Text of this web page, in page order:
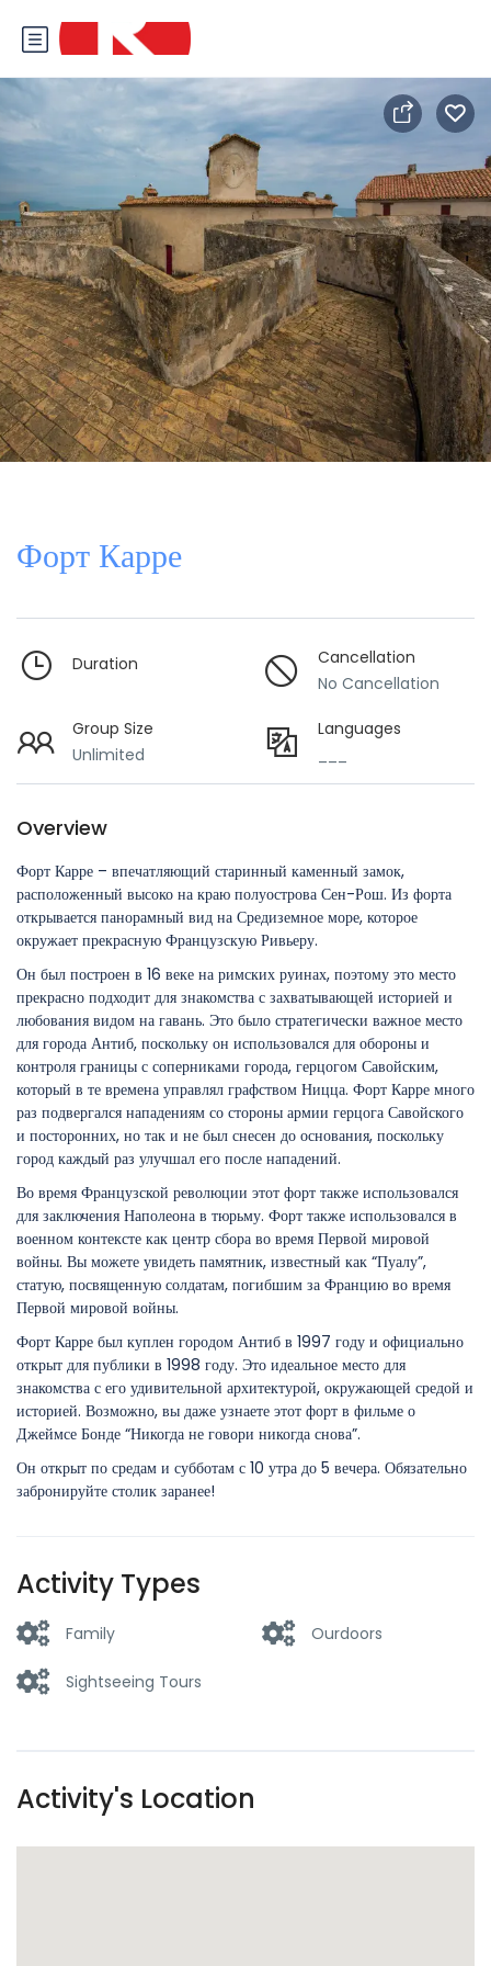
Форт Карре
Duration
Cancellation
No Cancellation
Group Size
Unlimited
Languages
Overview
Форт Карре – впечатляющий старинный каменный замок,
расположенный высоко на краю полуострова Сен-Рош. Из форта
открывается панорамный вид на Средиземное море, которое
окружает прекрасную Французскую Ривьеру.
Он был построен в 16 веке на римских руинах, поэтому это место
прекрасно подходит для знакомства с захватывающей историей и
любования видом на гавань. Это было стратегически важное место
для города Антиб, поскольку он использовался для обороны и
контроля границы с соперниками города, герцогом Савойским,
который в те времена управлял графством Ницца. Форт Карре много
раз подвергался нападениям со стороны армии герцога Савойского
и посторонних, но так и не был снесен до основания, поскольку
город каждый раз улучшал его после нападений.
Во время Французской революции этот форт также использовался
для заключения Наполеона в тюрьму. Форт также использовался в
военном контексте как центр сбора во время Первой мировой
войны. Вы можете увидеть памятник, известный как “Пуалу”,
статую, посвященную солдатам, погибшим за Францию во время
Первой мировой войны.
Форт Карре был куплен городом Антиб в 1997 году и официально
открыт для публики в 1998 году. Это идеальное место для
знакомства с его удивительной архитектурой, окружающей средой и
историей. Возможно, вы даже узнаете этот форт в фильме о
Джеймсе Бонде “Никогда не говори никогда снова”.
Он открыт по средам и субботам с 10 утра до 5 вечера. Обязательно
забронируйте столик заранее!
Activity Types
Family Ourdoors
Sightseeing Tours
Activity's Location